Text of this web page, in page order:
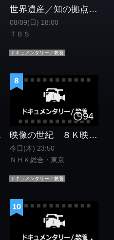
世界遺産／知の拠点・ポルトガル最古の大学〜コインブラ大学[解][字]
08/09(日) 18:00
ＴＢＳ
ドキュメンタリー／教養
唱！
94
映像の世紀 ８Ｋ映像で描く第二次世界大戦（２）収奪 １９４１−４２ ２Ｋ版[解][字][再]
今日(木) 23:50
ＮＨＫ総合・東京
ドキュメンタリー／教養